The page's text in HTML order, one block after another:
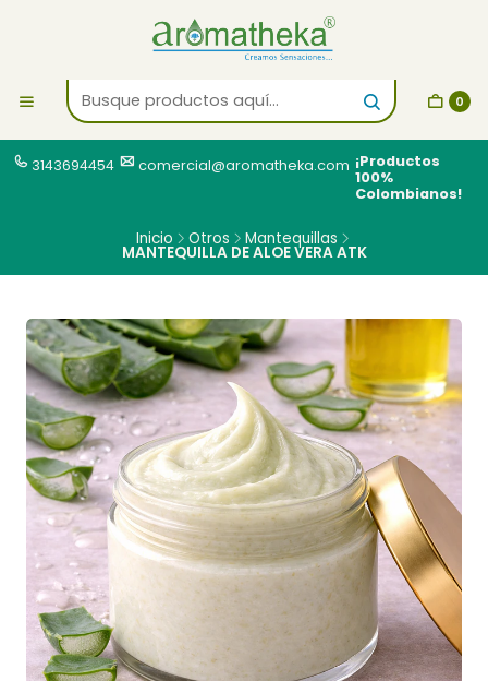
0
3143694454 comercial@aromatheka.com ¡Productos
100%
Colombianos!
Inicio Otros Mantequillas
MANTEQUILLA DE ALOE VERA ATK